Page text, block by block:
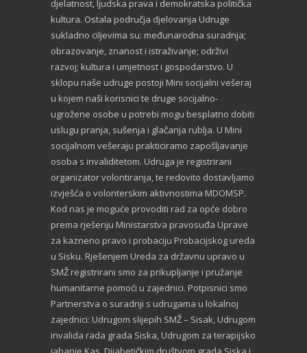
djelatnost, ljudska prava i demokratska politička
kultura. Ostala područja djelovanja Udruge
sukladno ciljevima su: međunarodna suradnja;
obrazovanje, znanost i istraživanje; održivi
razvoj; kultura i umjetnost i gospodarstvo. U
sklopu naše udruge postoji Mini socijalni vešeraj
u kojem naši korisnici te druge socijalno-
ugrožene osobe u potrebi mogu besplatno dobiti
uslugu pranja, sušenja i glačanja rublja. U Mini
socijalnom vešeraju prakticiramo zapošljavanje
osoba s invaliditetom. Udruga je registrirani
organizator volontiranja, te redovito dostavljamo
izvješća o volonterskim aktivnostima MDOMSP.
Kod nas je moguće provoditi rad za opće dobro
prema rješenju Ministarstva pravosuđa Uprave
za kazneno pravo i probaciju Probacijskog ureda
u Sisku. Rješenjem Ureda za državnu upravo u
SMŽ registrirani smo za prikupljanje i pružanje
humanitarne pomoći u zajednici. Potpisnici smo
Partnerstva o suradnji s udrugama u lokalnoj
zajednici: Udrugom slijepih SMŽ – Sisak, Udrugom
invalida rada grada Siska, Udrugom za terapijsko